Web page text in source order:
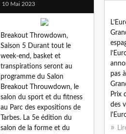
10 Mai 2023
Breakout Throwdown,
Saison 5 Durant tout le
week-end, basket et
transpirations seront au
programme du Salon
Breakout Throuwdown, le
salon du sport et du fitness
au Parc des expositions de
Tarbes. La 5e édition du
salon de la forme et du
pas
Prix
des